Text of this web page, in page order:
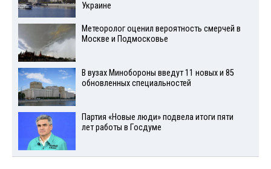
Украине
Метеоролог оценил вероятность смерчей в
Москве и Подмосковье
В вузах Минобороны введут 11 новых и 85
обновленных специальностей
Партия «Новые люди» подвела итоги пяти
лет работы в Госдуме